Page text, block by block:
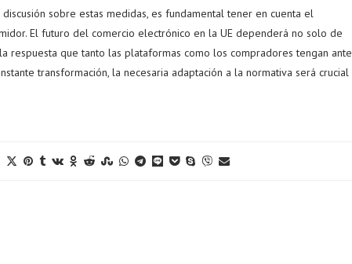
sobre estas medidas, es fundamental tener en cuenta el
El futuro del comercio electrónico en la UE dependerá no solo de
respuesta que tanto las plataformas como los compradores tengan ante
transformación, la necesaria adaptación a la normativa será crucial